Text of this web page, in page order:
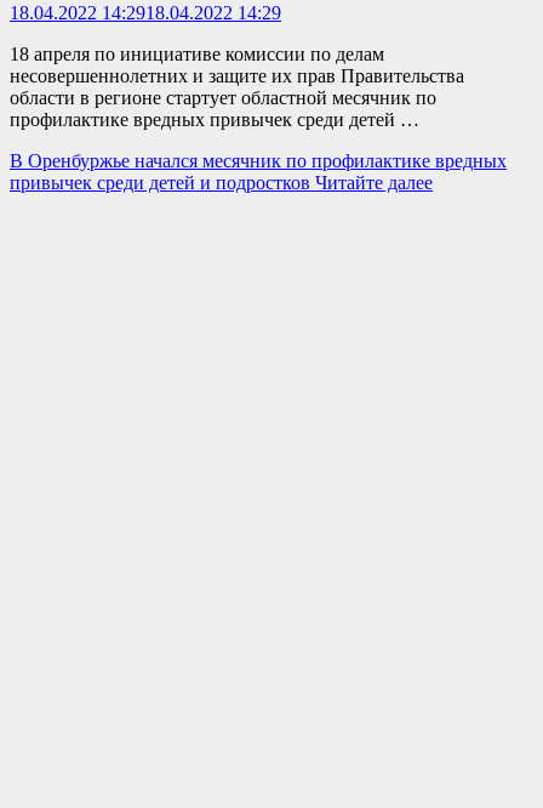
18.04.2022 14:2918.04.2022 14:29
18 апреля по инициативе комиссии по делам
несовершеннолетних и защите их прав Правительства
области в регионе стартует областной месячник по
профилактике вредных привычек среди детей …
В Оренбуржье начался месячник по профилактике вредных
привычек среди детей и подростков Читайте далее